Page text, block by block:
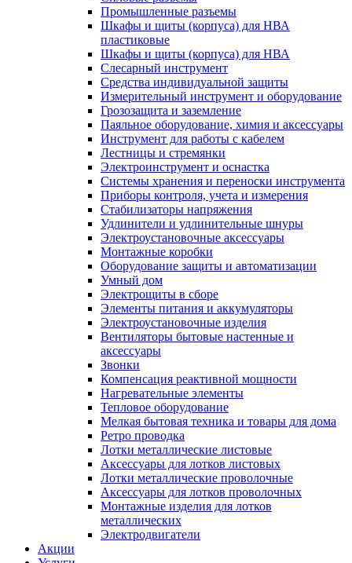
Промышленные разъемы
Шкафы и щиты (корпуса) для НВА
пластиковые
Шкафы и щиты (корпуса) для НВА
Слесарный инструмент
Средства индивидуальной защиты
Измерительный инструмент и оборудование
Грозозащита и заземление
Паяльное оборудование, химия и аксессуары
Инструмент для работы с кабелем
Лестницы и стремянки
Электроинструмент и оснастка
Системы хранения и переноски инструмента
Приборы контроля, учета и измерения
Стабилизаторы напряжения
Удлинители и удлинительные шнуры
Электроустановочные аксессуары
Монтажные коробки
Оборудование защиты и автоматизации
Умный дом
Электрощиты в сборе
Элементы питания и аккумуляторы
Электроустановочные изделия
Вентиляторы бытовые настенные и
аксессуары
Звонки
Компенсация реактивной мощности
Нагревательные элементы
Тепловое оборудование
Мелкая бытовая техника и товары для дома
Ретро проводка
Лотки металлические листовые
Аксессуары для лотков листовых
Лотки металлические проволочные
Аксессуары для лотков проволочных
Монтажные изделия для лотков
металлических
Электродвигатели
Акции